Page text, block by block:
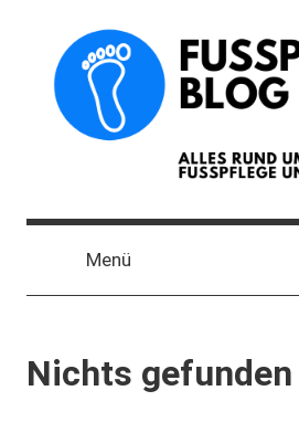
springen
Podologie
Menü
Nichts gefunden